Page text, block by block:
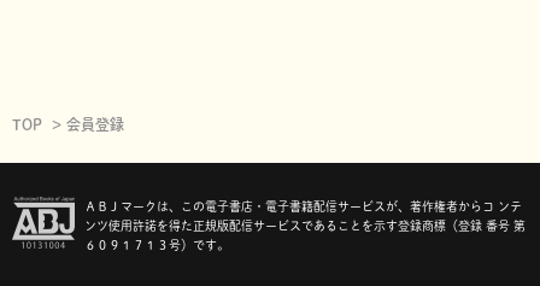
TOP 会員登録
ＡＢＪマークは、この電子書店・電子書籍配信サービスが、著作権者からコ ンテ
ンツ使用許諾を得た正規版配信サービスであることを示す登録商標（登録 番号 第
６０９１７１３号）です。